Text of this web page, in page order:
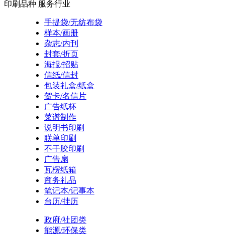
印刷品种 服务行业
手提袋/无纺布袋
样本/画册
杂志/内刊
封套/折页
海报/招贴
信纸/信封
包装礼盒/纸盒
贺卡/名信片
广告纸杯
菜谱制作
说明书印刷
联单印刷
不干胶印刷
广告扇
瓦楞纸箱
商务礼品
笔记本/记事本
台历/挂历
政府/社团类
能源/环保类